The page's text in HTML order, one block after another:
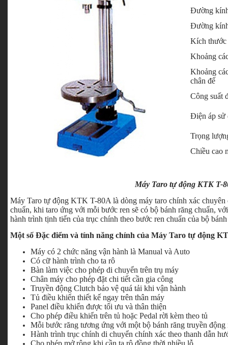
Đường
Đường
Kích thước
Khoảng
Khoảng
chân đế
Công suất
Điện áp sử
Trọng
Chiều cao
Máy Taro tự động KTK T-
Máy Taro tự động KTK T-80A là dòng máy taro chính xác
chuẩn, khi taro ứng với mỗi bước ren sẽ có bộ bánh răng chuẩn,
hành trình tịnh tiến của trục chính theo bước ren chuẩn của bộ
Một số Đặc điểm và tính năng chính của Máy Taro tự động
Máy có 2 chức năng vận hành là Manual và Auto
Có cữ hành trình cho ta rô
Bàn làm việc cho phép di chuyển trên trụ máy
Chân máy cho phép đặt chi tiết cần gia công
Truyền động Clutch bảo vệ quá tải khi vận hành
Tủ điều khiển thiết kế ngay trên thân máy
Panel điều khiển được tối ưu và thân thiện
Cho phép điều khiển trên tủ hoặc Pedal rời kèm theo tủ
Mỗi bước răng tương ứng với một bộ bánh răng truyền động
Hành trình trục chính di chuyển chính xác theo thanh dẫn
Cho phép mở rộng khi cần ta rô đồng thời nhiều lỗ